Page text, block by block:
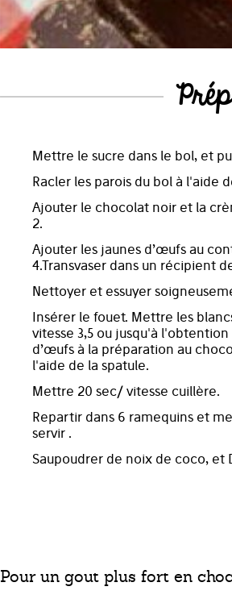
Mettre le sucre dans le bol, et
Racler les parois du bol à l'aide
Ajouter le chocolat noir et la
2.
Ajouter les jaunes d’œufs au
4.Transvaser dans un récipient
Nettoyer et essuyer
Insérer le fouet. Mettre les
vitesse 3,5 ou jusqu'à
d’œufs à la préparation au
l'aide de la spatule.
Mettre 20 sec/ vitesse cuillère.
Repartir dans 6 ramequins et
servir .
Saupoudrer de noix de coco, et
Pour un gout plus fort en